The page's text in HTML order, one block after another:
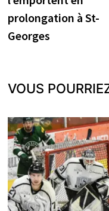
l’article
prolongation à St-
Georges
VOUS